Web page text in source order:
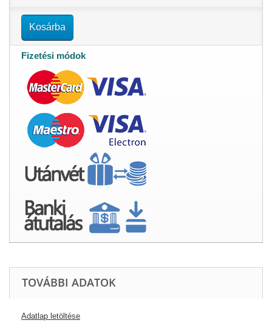
Kosárba
Fizetési módok
TOVÁBBI ADATOK
Adatlap letöltése